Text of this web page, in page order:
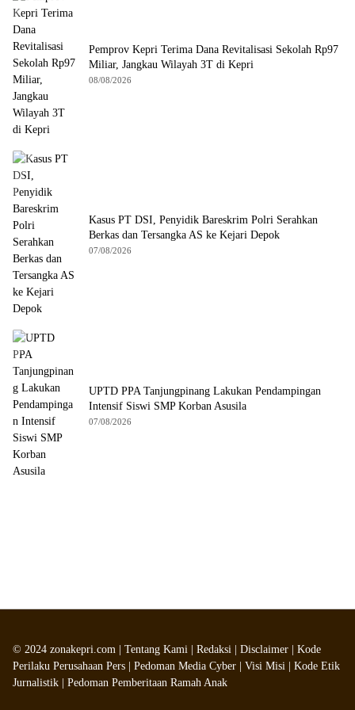
Pemprov Kepri Terima Dana Revitalisasi Sekolah Rp97
Miliar, Jangkau Wilayah 3T di Kepri
08/08/2026
Kasus PT DSI, Penyidik Bareskrim Polri Serahkan
Berkas dan Tersangka AS ke Kejari Depok
07/08/2026
UPTD PPA Tanjungpinang Lakukan Pendampingan
Intensif Siswi SMP Korban Asusila
07/08/2026
© 2024 zonakepri.com | Tentang Kami Redaksi Disclaimer
Kode
Perilaku Perusahaan Pers
Pedoman Media Cyber Visi Misi
Kode Etik
Jurnalistik
Pedoman Pemberitaan Ramah Anak